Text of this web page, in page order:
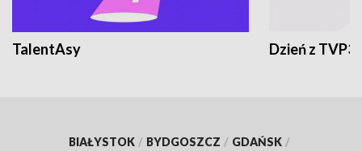
TalentAsy Dzień z TVP3
BIAŁYSTOK / BYDGOSZCZ / GDAŃSK /